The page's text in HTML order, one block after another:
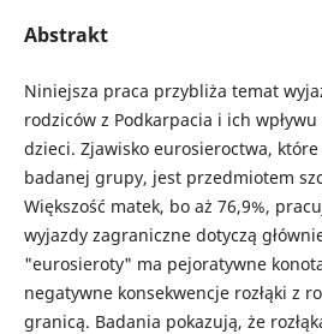
Abstrakt
Niniejsza praca przybliża temat
rodziców z Podkarpacia i ich wpływu
dzieci. Zjawisko eurosieroctwa,
badanej grupy, jest przedmiotem
Większość matek, bo aż 76,9%,
wyjazdy zagraniczne dotyczą
"eurosieroty" ma pejoratywne
negatywne konsekwencje rozłąki z
granicą. Badania pokazują, że